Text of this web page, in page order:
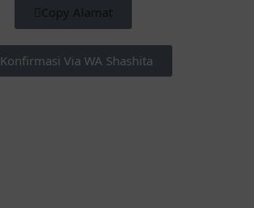
Copy Alamat
Konfirmasi Via WA Shashita